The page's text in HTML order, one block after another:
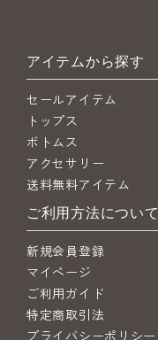
アイテムから探す
セールアイテム
トップス
ボトムス
アクセサリー
送料無料アイテム
ご利用方法について
新規会員登録
マイページ
ご利用ガイド
特定商取引法
プライバシーポリシー